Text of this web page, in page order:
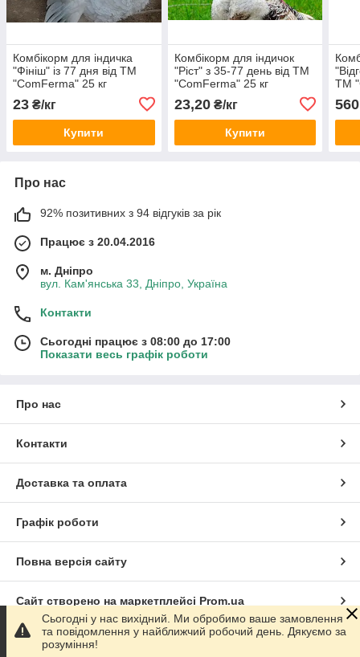
Комбікорм для індичка
"Фініш" із 77 дня від ТМ
"ComFerma" 25 кг
23 ₴/кг
Купити
Комбікорм для індичок
"Ріст" з 35-77 день від ТМ
"ComFerma" 25 кг
23,20₴/кг
Купити
ТМ
560
Про нас
92% позитивних з 94 відгуків за рік
Працює з 20.04.2016
м. Дніпро
вул. Кам'янська 33, Дніпро, Україна
Контакти
Сьогодні працює з 08:00 до 17:00
Показати весь графік роботи
Про нас
Контакти
Доставка та оплата
Графік роботи
Повна версія сайту
Сайт створено на маркетплейсі Prom.ua
Політика конфіденційності
Сьогодні у нас вихідний. Ми обробимо ваше замовлення
та повідомлення у найближчий робочий день. Дякуємо за
розуміння!